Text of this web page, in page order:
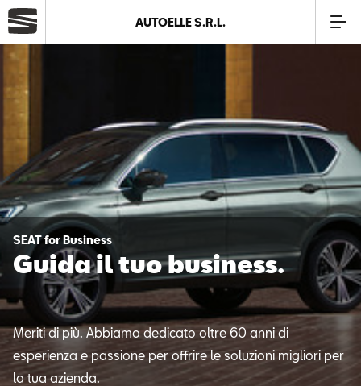
Modelli
Offerte
Service
SEAT Usato Certificato
Business
Contatti
AUTOELLE S.R.L.
SEAT for Business
Guida il tuo business.
Meriti di più. Abbiamo dedicato oltre 60 anni di
esperienza e passione per offrire le soluzioni migliori per
la tua azienda.